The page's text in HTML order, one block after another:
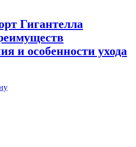
Гигантелла
и особенности ухода